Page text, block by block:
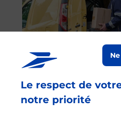
Le respect de
notre priorité
Envoyer un colis
Vous souhaitez envoyer un
CARCASSONNE R P